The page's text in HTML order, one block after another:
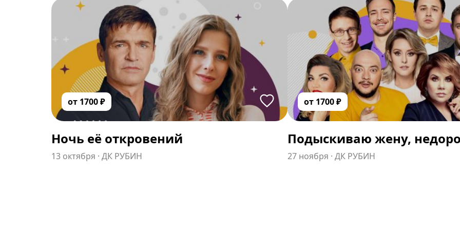
от 1700₽
Ночь её откровений
13 октября · ДК РУБИН
от 1700₽
Подыскиваю жену,
27 ноября · ДК РУБИН